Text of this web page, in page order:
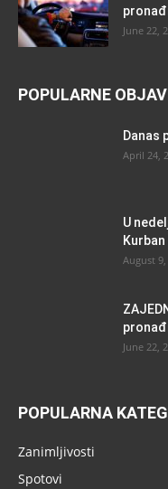
June 22,
POPULARNE
Danas
April 24,
U
August 9,
June 22,
POPULARNA
Zanimljivosti
Spotovi